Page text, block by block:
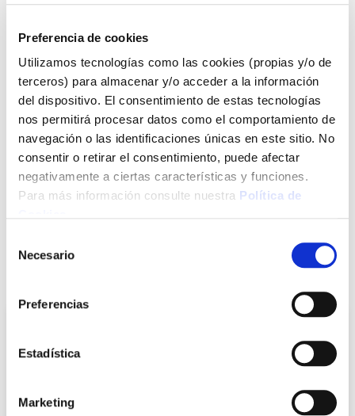
Preferencia de cookies
Utilizamos tecnologías como las cookies (propias y/o de
terceros) para almacenar y/o acceder a la información
del dispositivo. El consentimiento de estas tecnologías
nos permitirá procesar datos como el comportamiento de
navegación o las identificaciones únicas en este sitio. No
consentir o retirar el consentimiento, puede afectar
negativamente a ciertas características y funciones.
Para más información consulte nuestra Política de
Necesario
Preferencias
Estadística
Marketing
Click&Collect - Recogida gratis
en nuestras tiendas
Envío a domicilio:
5 días hábiles
+ INFO